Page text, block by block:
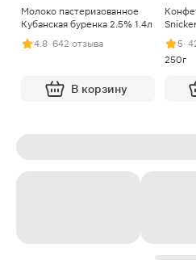
Молоко пастеризованное
Кубанская буренка 2.5% 1.4л
4.8· 642 отзыва
В корзину
5·
250г